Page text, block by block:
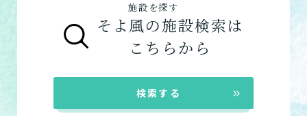
グループホームの特徴
シニア向けマンションの特徴
：自宅から通いたい、自宅に
来てもらいたい方向けの施設一覧は以下で
す。
施設を探す
そよ風の施設検索は
こちらから
検索する